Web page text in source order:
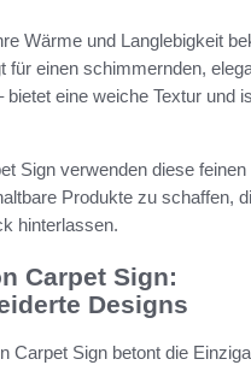
Wärme und Langlebigkeit
für einen schimmernden,
bietet eine weiche Textur und
Sign verwenden diese feinen
Produkte zu schaffen,
hinterlassen.
Carpet Sign:
Designs
Carpet Sign betont die